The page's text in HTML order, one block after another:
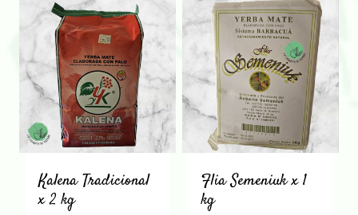
Kalena Tradicional
x 2 kg
Flia Semeniuk x 1
kg